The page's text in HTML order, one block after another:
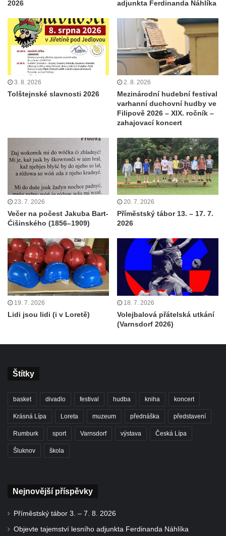
2026
adjunkta Ferdinanda Náhlíka
3. 8. 2026
Tolštejnské slavnosti 2026
2. 8. 2026
Mezinárodní hudební festival
varhanní duchovní hudby ve
Filipově 2026 – XIX. ročník –
zahajovací koncert
23. 7. 2026
Večer na počest Jakuba Bart-
Ćišinského (1856–1909)
20. 7. 2026
Příměstský tábor 13. – 17. 7.
2026
19. 7. 2026
Lidi jsou lidi (i v Loretě)
18. 7. 2026
Volejbalová přátelská utkání
(Varnsdorf 2026)
Štítky
basket divadlo festival hudba kniha koncert
Krásná Lípa Loreta muzeum přednáška představení
Rumburk sport Varnsdorf výstava Česká Lípa
Šluknov škola
Nejnovější příspěvky
Příměstský tábor 3. – 7. 8. 2026
Objevte tajemství lesního adjunkta Ferdinanda Náhlíka